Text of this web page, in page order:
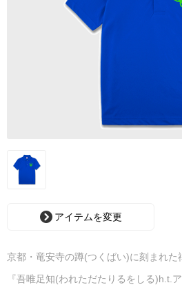
アイテムを変更
京都・竜安寺の蹲(つくばい)に刻まれた
『吾唯足知(われただたりるをしる)h.t.